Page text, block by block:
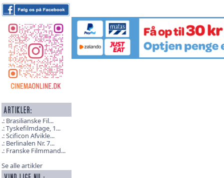
Brasilianske Fil...
Tyskefilmdage, 1...
Scificon Afvikle...
Berlinalen Nr. 7...
Franske Filmmand...
Se alle artikler